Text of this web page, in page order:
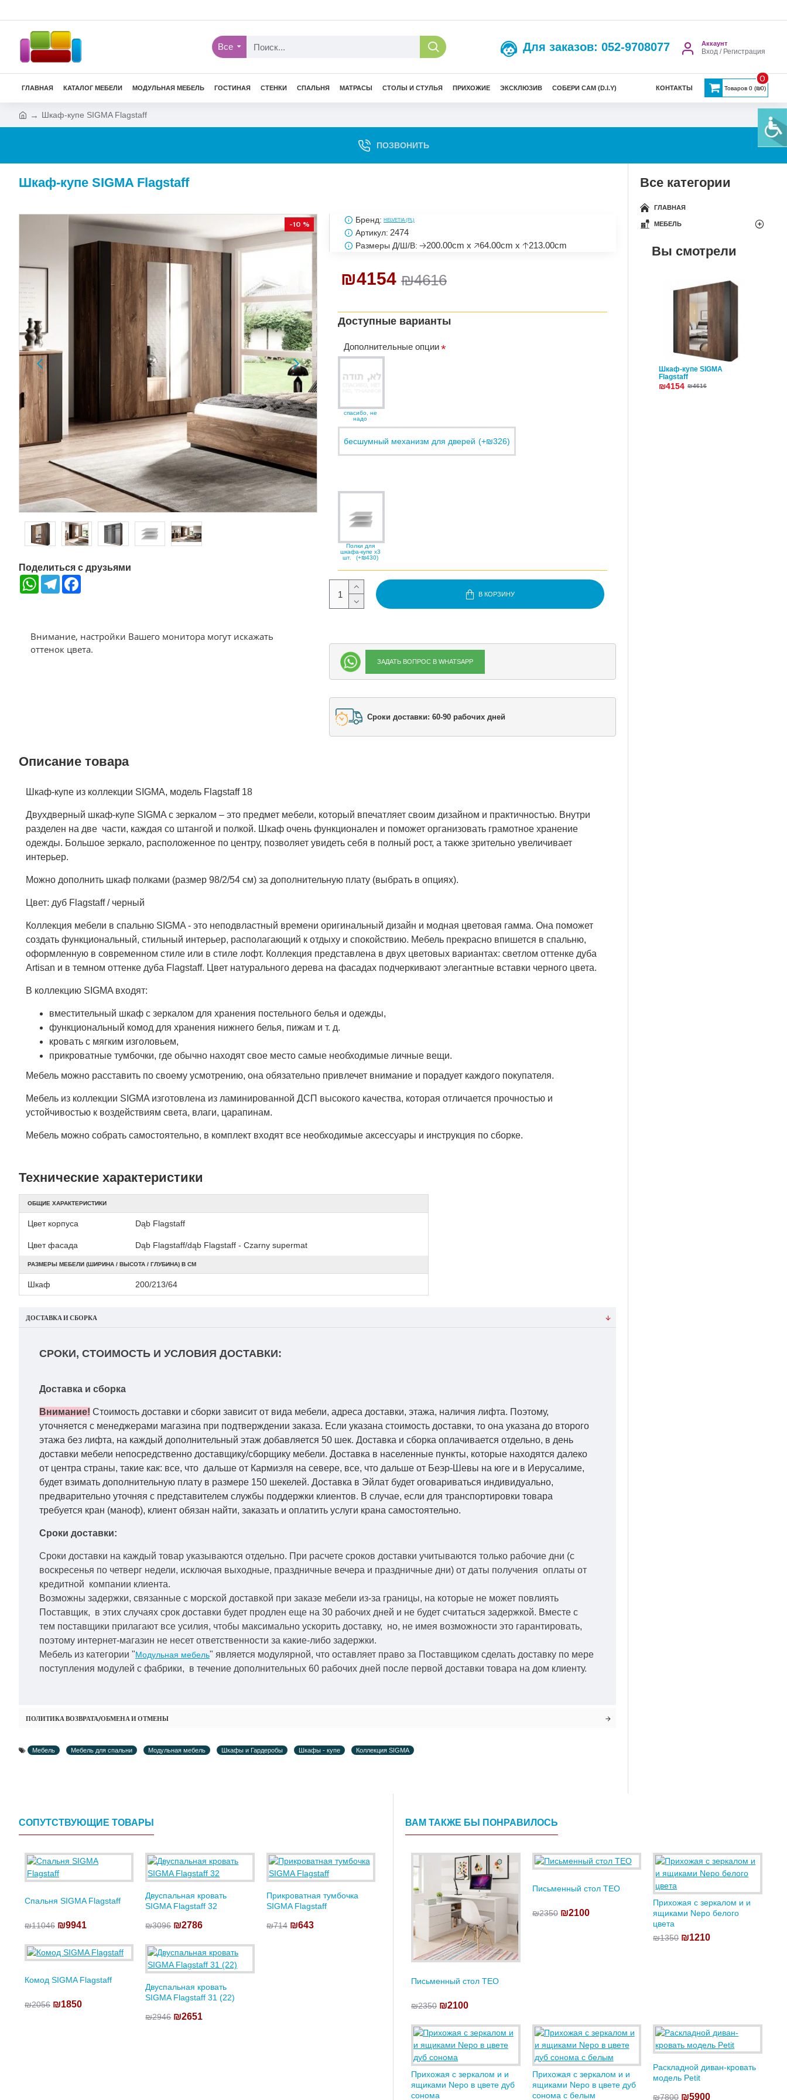
Все Для заказов: 052-9708077 Аккаунт
Вход / Регистрация
ГЛАВНАЯ КАТАЛОГ МЕБЕЛИ МОДУЛЬНАЯ МЕБЕЛЬ ГОСТИНАЯ СТЕНКИ СПАЛЬНЯ МАТРАСЫ СТОЛЫ И СТУЛЬЯ ПРИХОЖИЕ ЭКСКЛЮЗИВ СОБЕРИ САМ (D.I.Y) КОНТАКТЫ Товаров 0 (₪0)
0
Шкаф-купе SIGMA Flagstaff
ПОЗВОНИТЬ
Шкаф-купе SIGMA Flagstaff
-10 %
Поделиться с друзьями
WhatsAppTelegram
Внимание, настройки Вашего монитора могут искажать
оттенок цвета.
₪4616
₪4154
Бренд: HELVETIA (PL)
Артикул: 2474
Размеры Д/Ш/В: 🡢200.00cm x 🡥64.00cm x 🡡213.00cm
Доступные варианты
Дополнительные опции
спасибо, не
надо
бесшумный механизм для дверей (+₪326)
Полки для
шкафа-купе x3
шт.
(+₪430)
В КОРЗИНУ
ЗАДАТЬ ВОПРОС В WHATSAPP
Сроки доставки: 60-90 рабочих дней
Описание товара
Шкаф-купе из коллекции SIGMA, модель Flagstaff 18
Двухдверный шкаф-купе SIGMA с зеркалом – это предмет мебели, который впечатляет своим дизайном и практичностью. Внутри
разделен на две части, каждая со штангой и полкой. Шкаф очень функционален и поможет организовать грамотное хранение
одежды. Большое зеркало, расположенное по центру, позволяет увидеть себя в полный рост, а также зрительно увеличивает
интерьер.
Можно дополнить шкаф полками (размер 98/2/54 см) за дополнительную плату (выбрать в опциях).
Цвет: дуб Flagstaff / черный
Коллекция мебели в спальню SIGMA - это неподвластный времени оригинальный дизайн и модная цветовая гамма. Она поможет
создать функциональный, стильный интерьер, располагающий к отдыху и спокойствию. Мебель прекрасно впишется в спальню,
оформленную в современном стиле или в стиле лофт. Коллекция представлена в двух цветовых вариантах: светлом оттенке дуба
Artisan и в темном оттенке дуба Flagstaff. Цвет натурального дерева на фасадах подчеркивают элегантные вставки черного цвета.
В коллекцию SIGMA входят:
вместительный шкаф с зеркалом для хранения постельного белья и одежды,
функциональный комод для хранения нижнего белья, пижам и т. д.
кровать с мягким изголовьем,
прикроватные тумбочки, где обычно находят свое место самые необходимые личные вещи.
Мебель можно расставить по своему усмотрению, она обязательно привлечет внимание и порадует каждого покупателя.
Мебель из коллекции SIGMA изготовлена из ламинированной ДСП высокого качества, которая отличается прочностью и
устойчивостью к воздействиям света, влаги, царапинам.
Мебель можно собрать самостоятельно, в комплект входят все необходимые аксессуары и инструкция по сборке.
Технические характеристики
ОБЩИЕ ХАРАКТЕРИСТИКИ
Цвет корпуса Dąb Flagstaff
Цвет фасада Dąb Flagstaff/dąb Flagstaff - Czarny supermat
РАЗМЕРЫ МЕБЕЛИ (ШИРИНА / ВЫСОТА / ГЛУБИНА) В СМ
Шкаф 200/213/64
ДОСТАВКА И СБОРКА
СРОКИ, СТОИМОСТЬ И УСЛОВИЯ ДОСТАВКИ:
Доставка и сборка
Внимание! Стоимость доставки и сборки зависит от вида мебели, адреса доставки, этажа, наличия лифта. Поэтому,
уточняется с менеджерами магазина при подтверждении заказа. Если указана стоимость доставки, то она указана до второго
этажа без лифта, на каждый дополнительный этаж добавляется 50 шек. Доставка и сборка оплачивается отдельно, в день
доставки мебели непосредственно доставщику/сборщику мебели. Доставка в населенные пункты, которые находятся далеко
от центра страны, такие как: все, что дальше от Кармиэля на севере, все, что дальше от Беэр-Шевы на юге и в Иерусалиме,
будет взимать дополнительную плату в размере 150 шекелей. Доставка в Эйлат будет оговариваться индивидуально,
предварительно уточняя с представителем службы поддержки клиентов. В случае, если для транспортировки товара
требуется кран (маноф), клиент обязан найти, заказать и оплатить услуги крана самостоятельно.
Сроки доставки:
Сроки доставки на каждый товар указываются отдельно. При расчете сроков доставки учитываются только рабочие дни (с
воскресенья по четверг недели, исключая выходные, праздничные вечера и праздничные дни) от даты получения оплаты от
кредитной компании клиента.
Возможны задержки, связанные с морской доставкой при заказе мебели из-за границы, на которые не может повлиять
Поставщик, в этих случаях срок доставки будет продлен еще на 30 рабочих дней и не будет считаться задержкой. Вместе с
тем поставщики прилагают все усилия, чтобы максимально ускорить доставку, но, не имея возможности это гарантировать,
поэтому интернет-магазин не несет ответственности за какие-либо задержки.
Мебель из категории "Модульная мебель" является модулярной, что оставляет право за Поставщиком сделать доставку по мере
поступления модулей с фабрики, в течение дополнительных 60 рабочих дней после первой доставки товара на дом клиенту.
ПОЛИТИКА ВОЗВРАТА/ОБМЕНА И ОТМЕНЫ
Мебель Мебель для спальни Модульная мебель Шкафы и Гардеробы Шкафы - купе Коллекция SIGMA
Все категории
ГЛАВНАЯ
МЕБЕЛЬ
Вы смотрели
Шкаф-купе SIGMA
Flagstaff
₪4154 ₪4616
СОПУТСТВУЮЩИЕ ТОВАРЫ
Спальня SIGMA Flagstaff
₪11046 ₪9941
Двуспальная кровать
SIGMA Flagstaff 32
₪3096 ₪2786
Прикроватная тумбочка
SIGMA Flagstaff
₪714 ₪643
Комод SIGMA Flagstaff
₪2056 ₪1850
Двуспальная кровать
SIGMA Flagstaff 31 (22)
₪2946 ₪2651
ВАМ ТАКЖЕ БЫ ПОНРАВИЛОСЬ
Письменный стол TEO
₪2350 ₪2100
Письменный стол TEO
₪2350 ₪2100
Прихожая с зеркалом и и
ящиками Nepo белого
цвета
₪1350 ₪1210
Прихожая с зеркалом и и
ящиками Nepo в цвете дуб
сонома
Прихожая с зеркалом и и
ящиками Nepo в цвете дуб
сонома с белым
Раскладной диван-кровать
модель Petit
₪7800 ₪5900